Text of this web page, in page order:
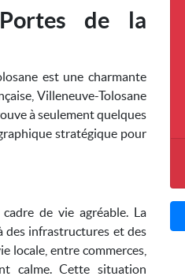
de la
est une charmante
Villeneuve-Tolosane
à seulement quelques
stratégique pour
de vie agréable. La
des infrastructures et des
locale, entre commerces,
calme. Cette situation